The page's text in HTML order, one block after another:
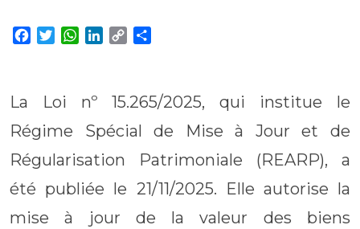
Facebook
TwitterWhatsApp
LinkedIn
Copy
La Loi nº 15.265/2025, qui institue le
Régime Spécial de Mise à Jour et de
Régularisation Patrimoniale (REARP), a
été publiée le 21/11/2025. Elle autorise la
mise à jour de la valeur des biens